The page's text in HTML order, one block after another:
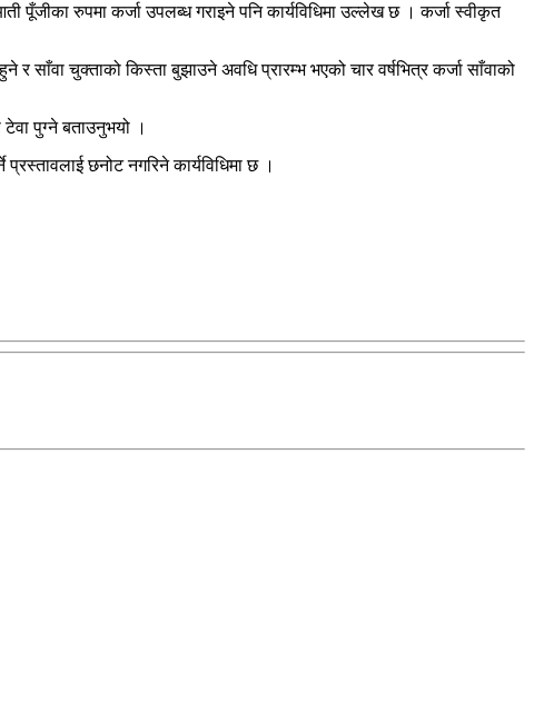
पूँजीका रुपमा कर्जा उपलब्ध गराइने पनि कार्यविधिमा उल्लेख छ । कर्जा स्वीकृत
र साँवा चुक्ताको किस्ता बुझाउने अवधि प्रारम्भ भएको चार वर्षभित्र कर्जा साँवाको
पुग्ने बताउनुभयो ।
छनोट नगरिने कार्यविधिमा छ ।